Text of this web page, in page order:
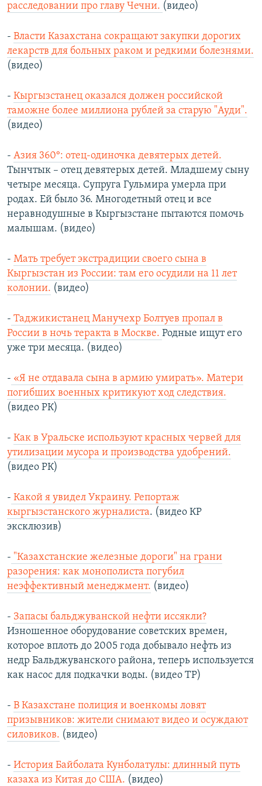
расследовании про главу Чечни. (видео)
- Власти Казахстана сокращают закупки дорогих
лекарств для больных раком и редкими болезнями.
(видео)
- Кыргызстанец оказался должен российской
таможне более миллиона рублей за старую "Ауди".
(видео)
- Азия 360°: отец-одиночка девятерых детей.
Тынчтык – отец девятерых детей. Младшему сыну
четыре месяца. Супруга Гульмира умерла при
родах. Ей было 36. Многодетный отец и все
неравнодушные в Кыргызстане пытаются помочь
малышам. (видео)
- Мать требует экстрадиции своего сына в
Кыргызстан из России: там его осудили на 11 лет
колонии. (видео)
- Таджикистанец Манучехр Болтуев пропал в
России в ночь теракта в Москве. Родные ищут его
уже три месяца. (видео)
- «Я не отдавала сына в армию умирать». Матери
погибших военных критикуют ход следствия.
(видео РК)
- Как в Уральске используют красных червей для
утилизации мусора и производства удобрений.
(видео РК)
- Какой я увидел Украину. Репортаж
кыргызстанского журналиста. (видео КР
эксклюзив)
- "Казахстанские железные дороги" на грани
разорения: как монополиста погубил
неэффективный менеджмент. (видео)
- Запасы бальджуванской нефти иссякли?
Изношенное оборудование советских времен,
которое вплоть до 2005 года добывало нефть из
недр Бальджуванского района, теперь используется
как насос для подкачки воды. (видео ТР)
- В Казахстане полиция и военкомы ловят
призывников: жители снимают видео и осуждают
силовиков. (видео)
- История Байболата Кунболатулы: длинный путь
казаха из Китая до США. (видео)